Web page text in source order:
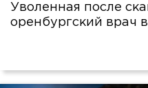
Уволенная после
оренбургский врач